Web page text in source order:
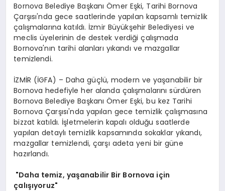
Bornova Belediye Başkanı Ömer Eşki, Tarihi Bornova
Çarşısı'nda gece saatlerinde yapılan kapsamlı temizlik
çalışmalarına katıldı. İzmir Büyükşehir Belediyesi ve
meclis üyelerinin de destek verdiği çalışmada
Bornova'nın tarihi alanları yıkandı ve mazgallar
temizlendi.
İZMİR (İGFA) – Daha güçlü, modern ve yaşanabilir bir
Bornova hedefiyle her alanda çalışmalarını sürdüren
Bornova Belediye Başkanı Ömer Eşki, bu kez Tarihi
Bornova Çarşısı'nda yapılan gece temizlik çalışmasına
bizzat katıldı. İşletmelerin kapalı olduğu saatlerde
yapılan detaylı temizlik kapsamında sokaklar yıkandı,
mazgallar temizlendi, çarşı adeta yeni bir güne
hazırlandı.
"Daha temiz, yaşanabilir Bir Bornova için
çalışıyoruz"